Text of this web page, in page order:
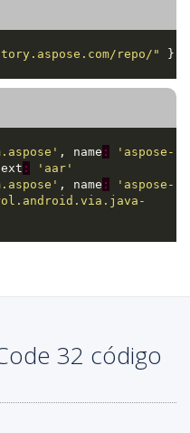
repo/"
, name :
'aspose-
:
'aar'
, name :
'aspose-
32 código